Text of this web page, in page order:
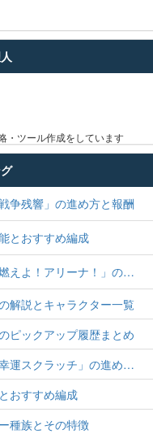
ツール作成をしています
争残響」の進め方と報酬
とおすすめ編成
えよ！アリーナ！」の…
解説とキャラクター一覧
ピックアップ履歴まとめ
運スクラッチ」の進め…
おすすめ編成
種族とその特徴